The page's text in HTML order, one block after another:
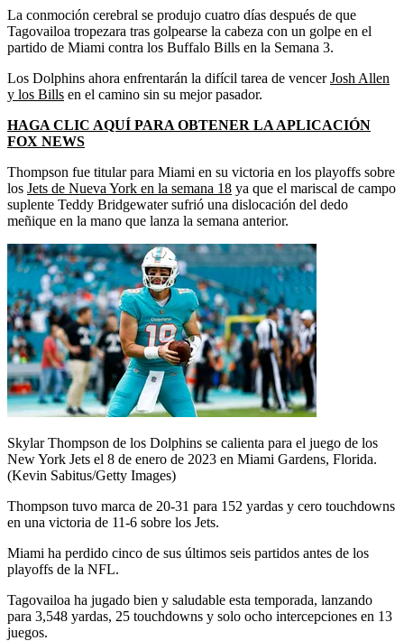
La conmoción cerebral se produjo cuatro días después de que
Tagovailoa tropezara tras golpearse la cabeza con un golpe en el
partido de Miami contra los Buffalo Bills en la Semana 3.
Los Dolphins ahora enfrentarán la difícil tarea de vencerJosh Allen
y los Bills en el camino sin su mejor pasador.
HAGA CLIC AQUÍ PARA OBTENER LA APLICACIÓN
FOX NEWS
Thompson fue titular para Miami en su victoria en los playoffs sobre
los Jets de Nueva York en la semana 18 ya que el mariscal de campo
suplente Teddy Bridgewater sufrió una dislocación del dedo
meñique en la mano que lanza la semana anterior.
Skylar Thompson de los Dolphins se calienta para el juego de los
New York Jets el 8 de enero de 2023 en Miami Gardens, Florida.
(Kevin Sabitus/Getty Images)
Thompson tuvo marca de 20-31 para 152 yardas y cero touchdowns
en una victoria de 11-6 sobre los Jets.
Miami ha perdido cinco de sus últimos seis partidos antes de los
playoffs de la NFL.
Tagovailoa ha jugado bien y saludable esta temporada, lanzando
para 3,548 yardas, 25 touchdowns y solo ocho intercepciones en 13
juegos.